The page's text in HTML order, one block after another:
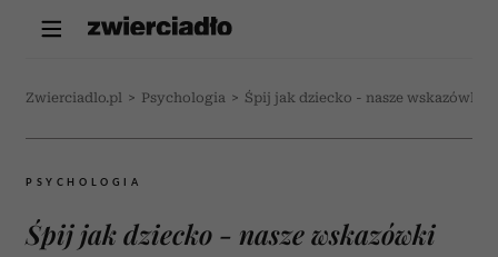
Zwierciadlo.pl > Psychologia > Śpij jak dziecko - nasze wskazówki
PSYCHOLOGIA
Śpij jak dziecko - nasze wskazówki